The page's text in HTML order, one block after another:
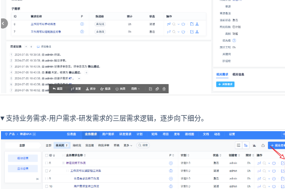
▼支持业务需求-用户需求-研发需求的三层需求逻辑，逐步向下细分。